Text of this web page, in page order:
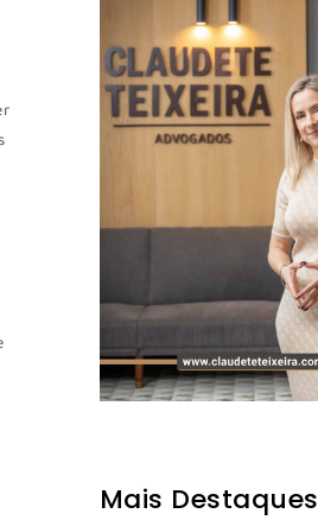
Mais Destaques